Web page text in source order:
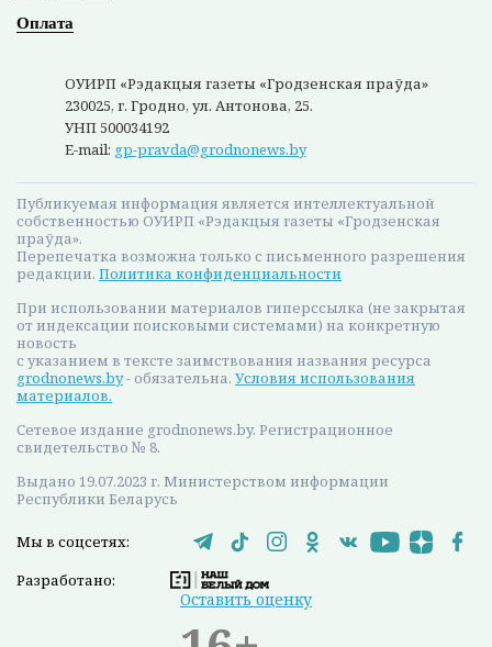
Оплата
ОУИРП «Рэдакцыя газеты «Гродзенская праўда»
230025, г. Гродно, ул. Антонова, 25.
УНП 500034192
E-mail: gp-pravda@grodnonews.by
Публикуемая информация является интеллектуальной
собственностью ОУИРП «Рэдакцыя газеты «Гродзенская
праўда».
Перепечатка возможна только с письменного разрешения
редакции. Политика конфиденциальности
При использовании материалов гиперссылка (не закрытая
от индексации поисковыми системами) на конкретную
новость
с указанием в тексте заимствования названия ресурса
grodnonews.by- обязательна. Условия использования
материалов.
Сетевое издание grodnonews.by. Регистрационное
свидетельство № 8.
Выдано 19.07.2023 г. Министерством информации
Республики Беларусь
Мы в соцсетях:
Разработано:
Оставить оценку